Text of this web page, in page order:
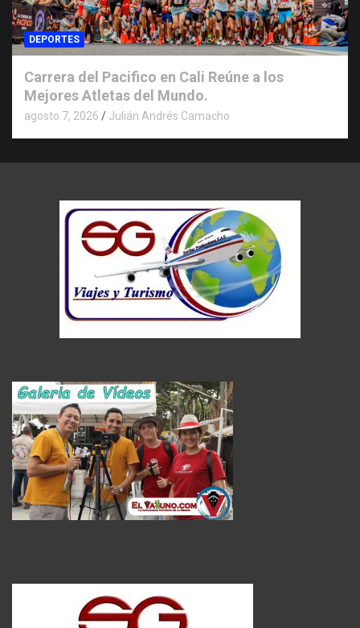
DEPORTES
Carrera del Pacifico en Cali Reúne a los
Mejores Atletas del Mundo.
agosto 7, 2026 Julián Andrés Camacho